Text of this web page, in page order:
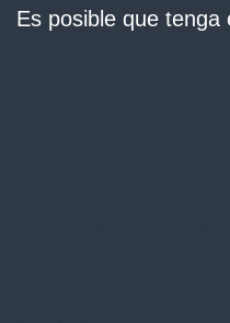
Es posible que